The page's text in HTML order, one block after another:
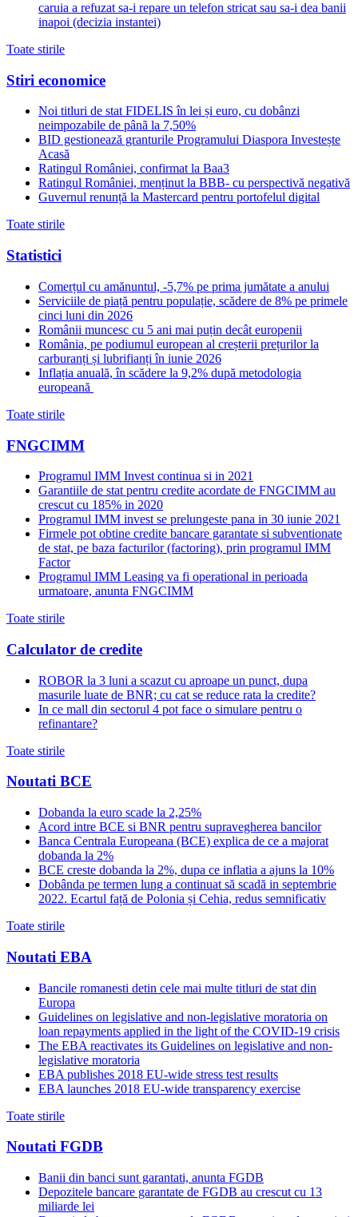
caruia a refuzat sa-i repare un telefon stricat sau sa-i dea banii
inapoi (decizia instantei)
Toate stirile
Stiri economice
Noi titluri de stat FIDELIS în lei și euro, cu dobânzi
neimpozabile de pânã la 7,50%
BID gestionează granturile Programului Diaspora Investește
Acasă
Ratingul României, confirmat la Baa3
Ratingul României, menținut la BBB- cu perspectivă negativă
Guvernul renunță la Mastercard pentru portofelul digital
Toate stirile
Statistici
Comerțul cu amănuntul, -5,7% pe prima jumătate a anului
Serviciile de piață pentru populație, scădere de 8% pe primele
cinci luni din 2026
Românii muncesc cu 5 ani mai puțin decât europenii
România, pe podiumul european al creșterii prețurilor la
carburanți și lubrifianți în iunie 2026
Inflația anuală, în scădere la 9,2% după metodologia
europeană
Toate stirile
FNGCIMM
Programul IMM Invest continua si in 2021
Garantiile de stat pentru credite acordate de FNGCIMM au
crescut cu 185% in 2020
Programul IMM invest se prelungeste pana in 30 iunie 2021
Firmele pot obtine credite bancare garantate si subventionate
de stat, pe baza facturilor (factoring), prin programul IMM
Factor
Programul IMM Leasing va fi operational in perioada
urmatoare, anunta FNGCIMM
Toate stirile
Calculator de credite
ROBOR la 3 luni a scazut cu aproape un punct, dupa
masurile luate de BNR; cu cat se reduce rata la credite?
In ce mall din sectorul 4 pot face o simulare pentru o
refinantare?
Toate stirile
Noutati BCE
Dobanda la euro scade la 2,25%
Acord intre BCE si BNR pentru supravegherea bancilor
Banca Centrala Europeana (BCE) explica de ce a majorat
dobanda la 2%
BCE creste dobanda la 2%, dupa ce inflatia a ajuns la 10%
Dobânda pe termen lung a continuat să scadă in septembrie
2022. Ecartul față de Polonia și Cehia, redus semnificativ
Toate stirile
Noutati EBA
Bancile romanesti detin cele mai multe titluri de stat din
Europa
Guidelines on legislative and non-legislative moratoria on
loan repayments applied in the light of the COVID-19 crisis
The EBA reactivates its Guidelines on legislative and non-
legislative moratoria
EBA publishes 2018 EU-wide stress test results
EBA launches 2018 EU-wide transparency exercise
Toate stirile
Noutati FGDB
Banii din banci sunt garantati, anunta FGDB
Depozitele bancare garantate de FGDB au crescut cu 13
miliarde lei